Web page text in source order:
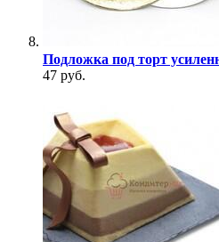
Подложка под торт
47 руб.